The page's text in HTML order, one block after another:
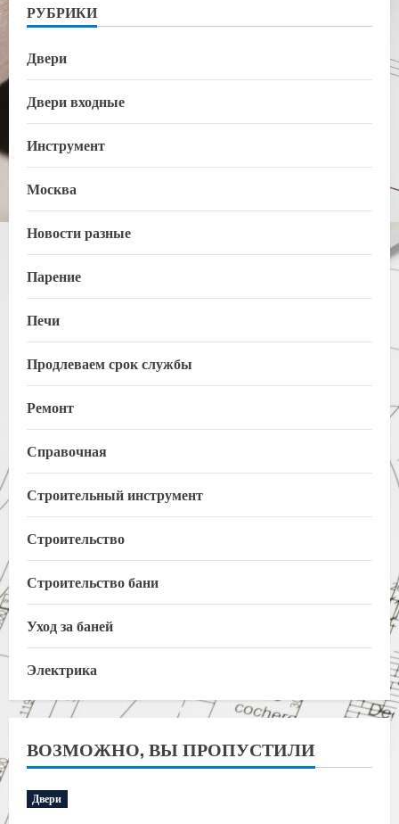
РУБРИКИ
Двери
Двери входные
Инструмент
Москва
Новости разные
Парение
Печи
Продлеваем срок службы
Ремонт
Справочная
Строительный инструмент
Строительство
Строительство бани
Уход за баней
Электрика
ВОЗМОЖНО, ВЫ ПРОПУСТИЛИ
Двери